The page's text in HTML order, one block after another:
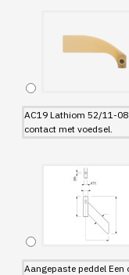
AC19 Lathiom 52/11-
contact met voedsel.
Aangepaste peddel Een